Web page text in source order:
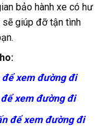
bảo hành xe có hư
sẽ giúp đỡ tận tình
để xem đường đi
xem đường đi
để xem đường đi